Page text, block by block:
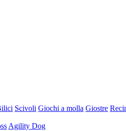
Scivoli Giochi a molla Giostre
Agility Dog